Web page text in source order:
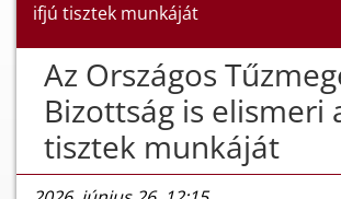
ifjú tisztek munkáját
Az Országos
Bizottság is elismeri
tisztek munkáját